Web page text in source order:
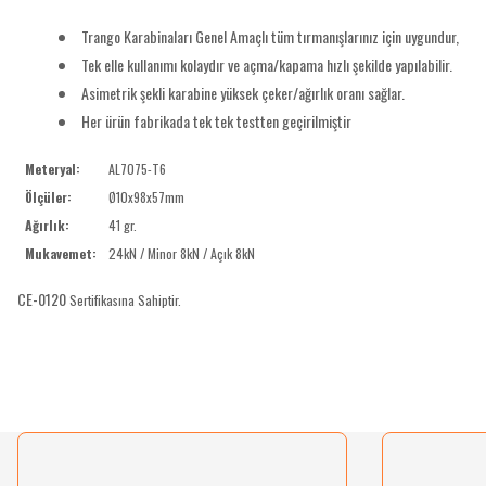
Trango Karabinaları Genel Amaçlı tüm tırmanışlarınız için uygundur,
Tek elle kullanımı kolaydır ve açma/kapama hızlı şekilde yapılabilir.
Asimetrik şekli karabine yüksek çeker/ağırlık oranı sağlar.
Her ürün fabrikada tek tek testten geçirilmiştir
Meteryal:
AL7075-T6
Ölçüler:
Ø10x98x57mm
Ağırlık:
41 gr.
Mukavemet:
24kN / Minor 8kN / Açık 8kN
CE-0120Sertifikasına Sahiptir.